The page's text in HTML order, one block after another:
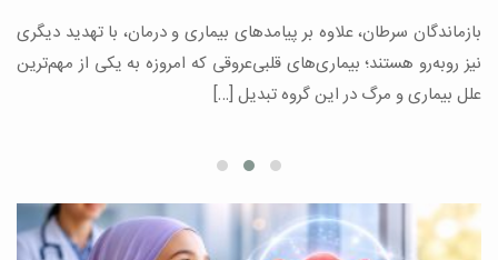
بازماندگان سرطان، علاوه بر پیامدهای بیماری و درمان، با تهدید دیگری
نیز روبه‌رو هستند؛ بیماری‌های قلبی‌عروقی که امروزه به یکی از مهم‌ترین
علل بیماری و مرگ در این گروه تبدیل […]